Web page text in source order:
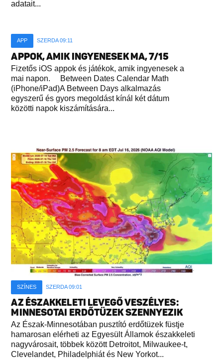
adatait...
APP SZERDA 09:11
APPOK, AMIK INGYENESEK MA, 7/15
Fizetős iOS appok és játékok, amik ingyenesek a
mai napon. Between Dates Calendar Math
(iPhone/iPad)A Between Days alkalmazás
egyszerű és gyors megoldást kínál két dátum
közötti napok kiszámítására...
SZÍNES SZERDA 09:01
AZ ÉSZAKKELETI LEVEGŐ VESZÉLYES:
MINNESOTAI ERDŐTÜZEK SZENNYEZIK
Az Észak-Minnesotában pusztító erdőtüzek füstje
hamarosan elérheti az Egyesült Államok északkeleti
nagyvárosait, többek között Detroitot, Milwaukee-t,
Clevelandet, Philadelphiát és New Yorkot...